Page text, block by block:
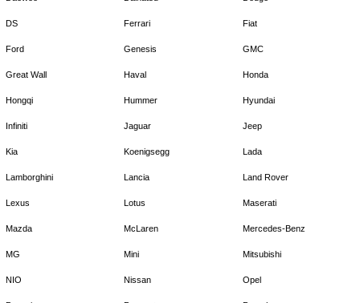
DS Ferrari Fiat
Ford Genesis GMC
Great Wall Haval Honda
Hongqi Hummer Hyundai
Infiniti Jaguar Jeep
Kia Koenigsegg Lada
Lamborghini Lancia Land Rover
Lexus Lotus Maserati
Mazda McLaren Mercedes-Benz
MG Mini Mitsubishi
NIO Nissan Opel